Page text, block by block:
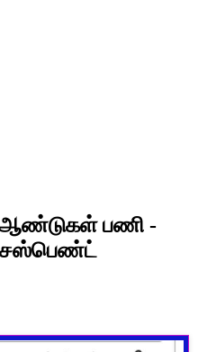
ஆண்டுகள் பணி -
சஸ்பெண்ட்